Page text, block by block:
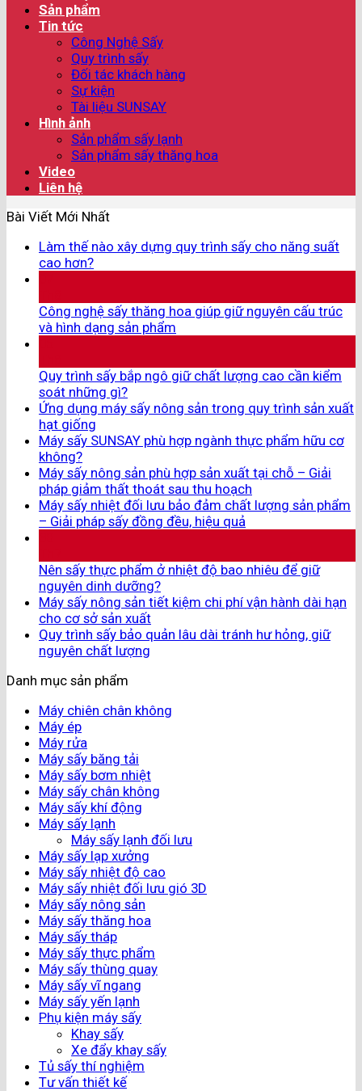
Sản phẩm
Tin tức
Công Nghệ Sấy
Quy trình sấy
Đối tác khách hàng
Sự kiện
Tài liệu SUNSAY
Hình ảnh
Sản phẩm sấy lạnh
Sản phẩm sấy thăng hoa
Video
Liên hệ
Bài Viết Mới Nhất
Làm thế nào xây dựng quy trình sấy cho năng suất
cao hơn?
Công nghệ sấy thăng hoa giúp giữ nguyên cấu trúc
và hình dạng sản phẩm
Quy trình sấy bắp ngô giữ chất lượng cao cần kiểm
soát những gì?
Ứng dụng máy sấy nông sản trong quy trình sản xuất
hạt giống
Máy sấy SUNSAY phù hợp ngành thực phẩm hữu cơ
không?
Máy sấy nông sản phù hợp sản xuất tại chỗ – Giải
pháp giảm thất thoát sau thu hoạch
Máy sấy nhiệt đối lưu bảo đảm chất lượng sản phẩm
– Giải pháp sấy đồng đều, hiệu quả
Nên sấy thực phẩm ở nhiệt độ bao nhiêu để giữ
nguyên dinh dưỡng?
Máy sấy nông sản tiết kiệm chi phí vận hành dài hạn
cho cơ sở sản xuất
Quy trình sấy bảo quản lâu dài tránh hư hỏng, giữ
nguyên chất lượng
Danh mục sản phẩm
Máy chiên chân không
Máy ép
Máy rửa
Máy sấy băng tải
Máy sấy bơm nhiệt
Máy sấy chân không
Máy sấy khí động
Máy sấy lạnh
Máy sấy lạnh đối lưu
Máy sấy lạp xưởng
Máy sấy nhiệt độ cao
Máy sấy nhiệt đối lưu gió 3D
Máy sấy nông sản
Máy sấy thăng hoa
Máy sấy tháp
Máy sấy thực phẩm
Máy sấy thùng quay
Máy sấy vĩ ngang
Máy sấy yến lạnh
Phụ kiện máy sấy
Khay sấy
Xe đẩy khay sấy
Tủ sấy thí nghiệm
Tư vấn thiết kế